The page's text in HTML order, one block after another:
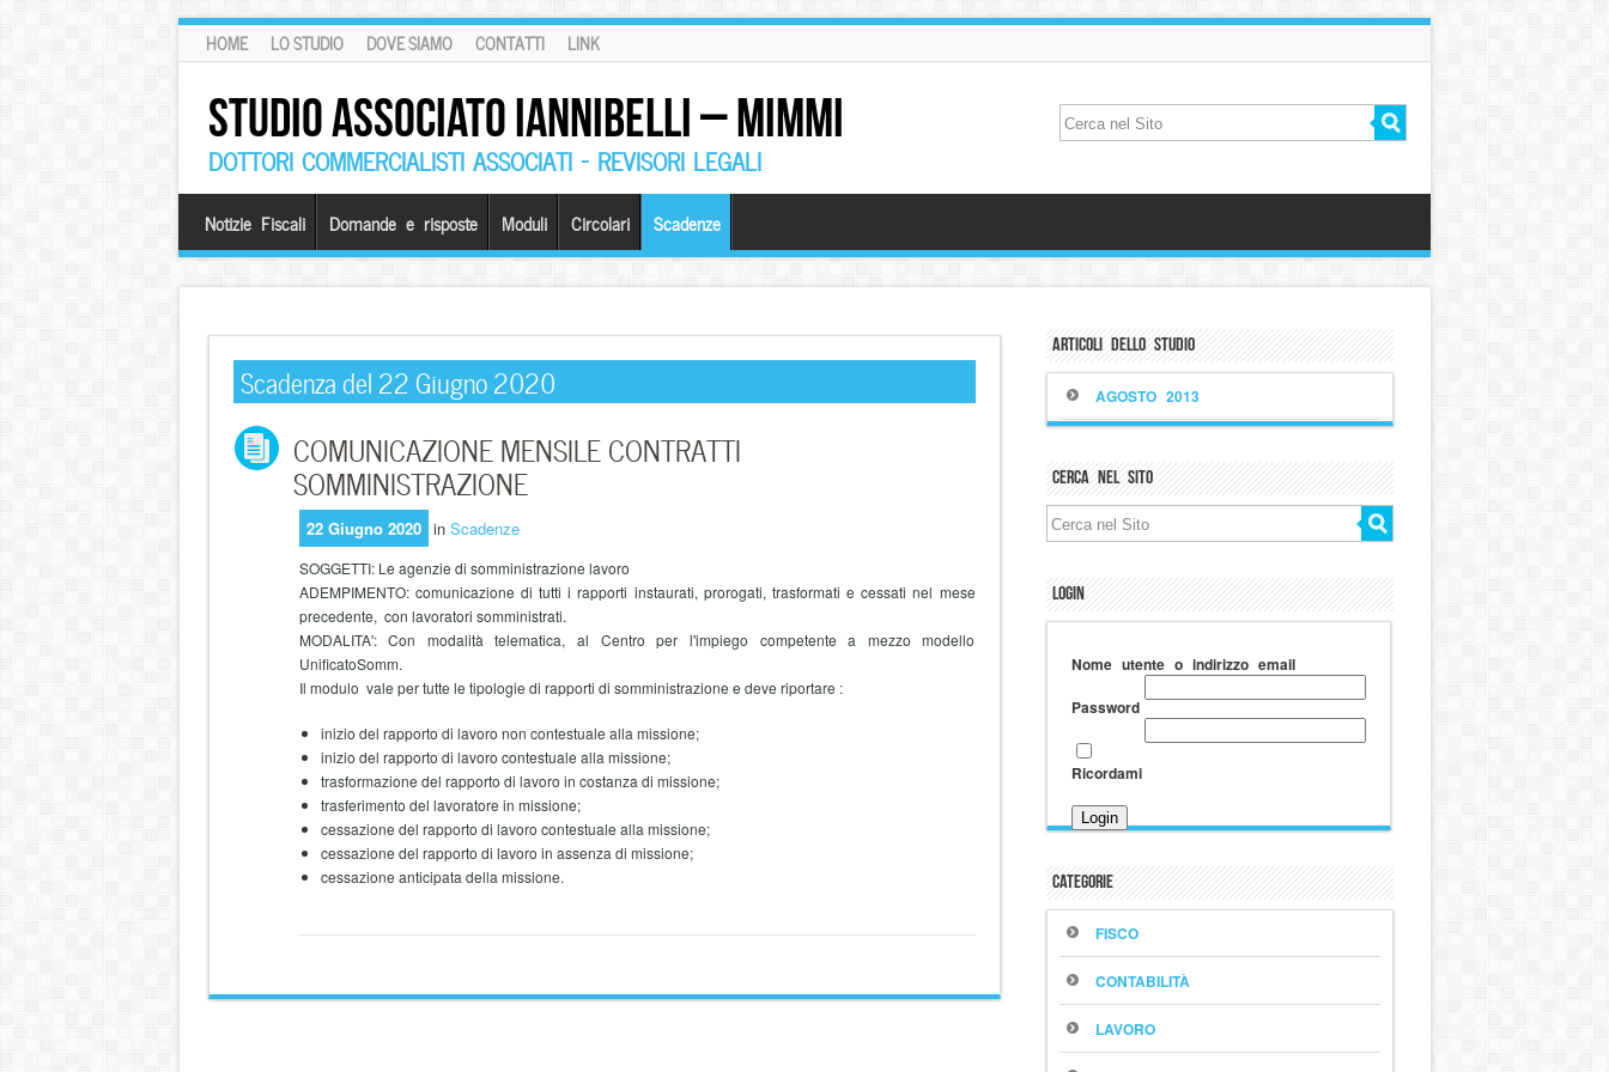
HOME LO STUDIO DOVE SIAMO CONTATTI LINK
STUDIO ASSOCIATO IANNIBELLI – MIMMI
DOTTORI COMMERCIALISTI ASSOCIATI – REVISORI LEGALI
Notizie Fiscali Domande e risposte Moduli Circolari Scadenze
Scadenza del 22 Giugno 2020
COMUNICAZIONE MENSILE CONTRATTI
SOMMINISTRAZIONE
22 Giugno 2020 in Scadenze
SOGGETTI: Le agenzie di somministrazione lavoro
ADEMPIMENTO: comunicazione di tutti i rapporti instaurati, prorogati, trasformati e cessati nel mese
precedente, con lavoratori somministrati.
MODALITA': Con modalità telematica, al Centro per l'impiego competente a mezzo modello
UnificatoSomm.
Il modulo vale per tutte le tipologie di rapporti di somministrazione e deve riportare :
inizio del rapporto di lavoro non contestuale alla missione;
inizio del rapporto di lavoro contestuale alla missione;
trasformazione del rapporto di lavoro in costanza di missione;
trasferimento del lavoratore in missione;
cessazione del rapporto di lavoro contestuale alla missione;
cessazione del rapporto di lavoro in assenza di missione;
cessazione anticipata della missione.
Articoli dello Studio
AGOSTO 2013
Cerca nel sito
Login
Nome utente o indirizzo email
Password
Ricordami
Categorie
FISCO
CONTABILITÀ
LAVORO